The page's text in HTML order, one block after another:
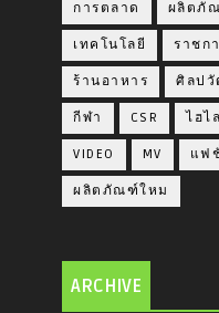
การตลาด ผลิตภั
เทคโนโลยี ราชก
ร้านอาหาร ศิลปวั
กีฬา CSR ไฮไ
VIDEO MV แฟ
ผลิตภัณฑ์ใหม
ARCHIVE